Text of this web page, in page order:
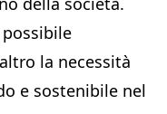
la necessità
e sostenibile nel